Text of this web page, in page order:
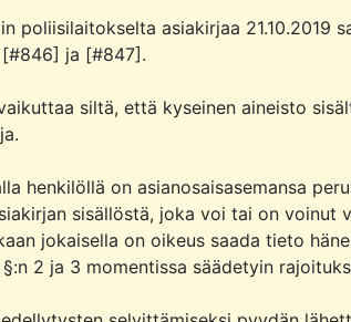
poliisilaitokselta asiakirjaa 21.10.2019
ja [#847].
siltä, että kyseinen aineisto
henkilöllä on asianosaisasemansa
sisällöstä, joka voi tai on voinut
jokaisella on oikeus saada tieto
2 ja 3 momentissa säädetyin